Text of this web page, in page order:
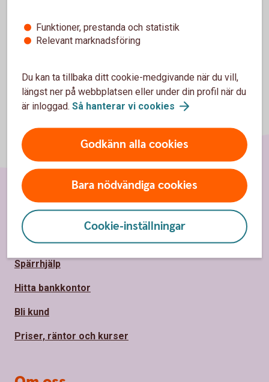
Funktioner, prestanda och statistik
Relevant marknadsföring
Du kan ta tillbaka ditt cookie-medgivande när du vill,
längst ner på webbplatsen eller under din profil när du
är inloggad. Så hanterar vi cookies
Godkänn alla cookies
Bara nödvändiga cookies
Cookie-inställningar
Sidfot
Hitta snabbt
Kontakta oss
Spärrhjälp
Hitta bankkontor
Bli kund
Priser, räntor och kurser